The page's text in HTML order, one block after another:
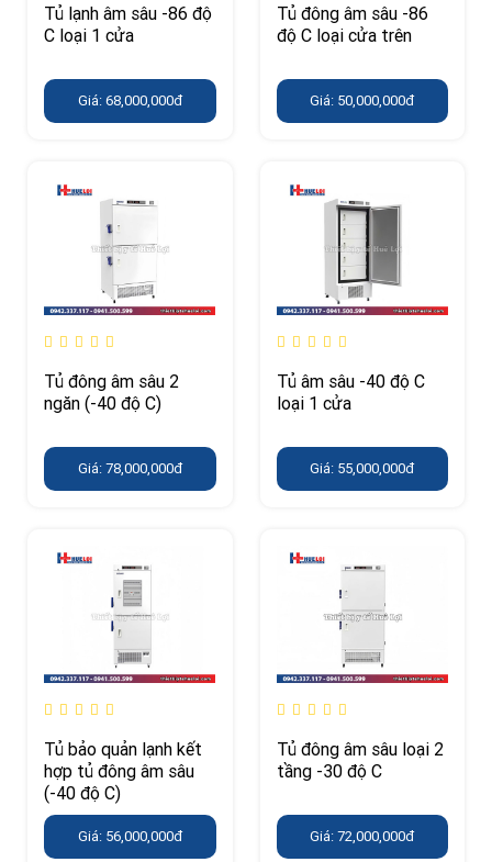
Tủ lạnh âm sâu -86 độ
C loại 1 cửa
Giá: 68,000,000đ
Tủ đông âm sâu -86
độ C loại cửa trên
Giá: 50,000,000đ
Tủ đông âm sâu 2
ngăn (-40 độ C)
Giá: 78,000,000đ
Tủ âm sâu -40 độ C
loại 1 cửa
Giá: 55,000,000đ
Tủ bảo quản lạnh kết
hợp tủ đông âm sâu
(-40 độ C)
Giá: 56,000,000đ
Tủ đông âm sâu loại 2
tầng -30 độ C
Giá: 72,000,000đ